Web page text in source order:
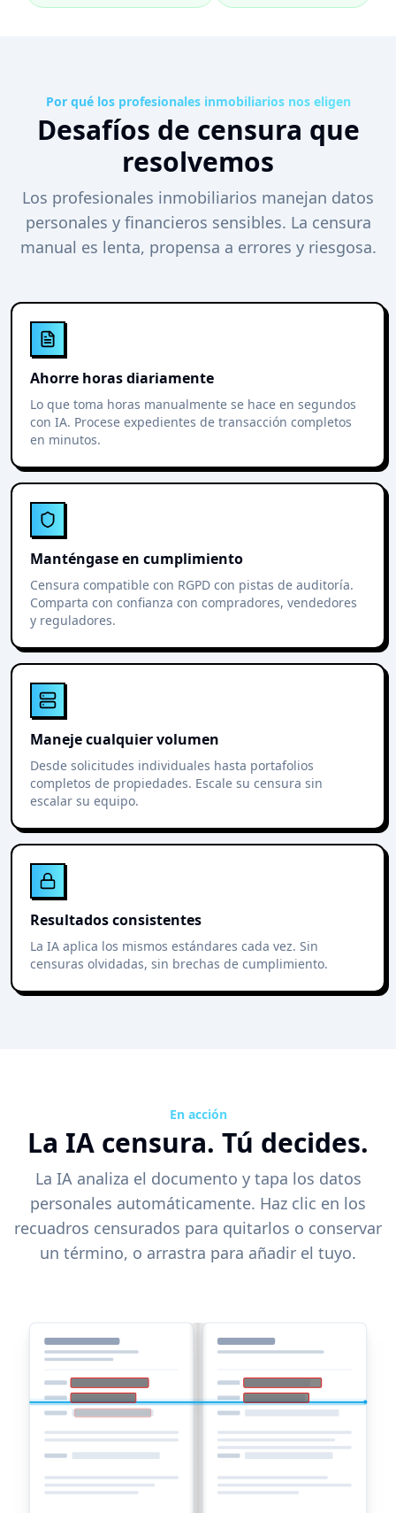
Por qué los profesionales inmobiliarios nos eligen
Desafíos de censura que
resolvemos
Los profesionales inmobiliarios manejan datos
personales y financieros sensibles. La censura
manual es lenta, propensa a errores y riesgosa.
Ahorre horas diariamente
Lo que toma horas manualmente se hace en segundos
con IA. Procese expedientes de transacción completos
en minutos.
Manténgase en cumplimiento
Censura compatible con RGPD con pistas de auditoría.
Comparta con confianza con compradores, vendedores
y reguladores.
Maneje cualquier volumen
Desde solicitudes individuales hasta portafolios
completos de propiedades. Escale su censura sin
escalar su equipo.
Resultados consistentes
La IA aplica los mismos estándares cada vez. Sin
censuras olvidadas, sin brechas de cumplimiento.
En acción
La IA censura. Tú decides.
La IA analiza el documento y tapa los datos
personales automáticamente. Haz clic en los
recuadros censurados para quitarlos o conservar
un término, o arrastra para añadir el tuyo.